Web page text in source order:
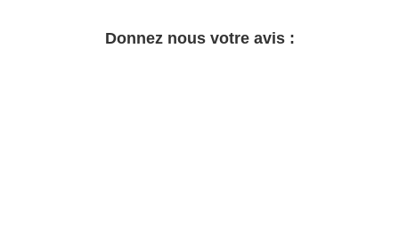
Donnez nous votre avis :